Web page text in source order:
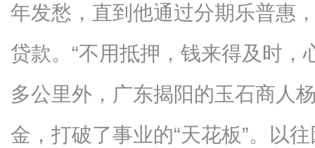
年发愁，直到他通过分期乐普惠
贷款。“不用抵押，钱来得及时，
多公里外，广东揭阳的玉石商人
金，打破了事业的“天花板”。以